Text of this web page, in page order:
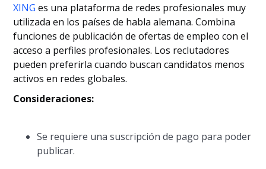
XING es una plataforma de redes profesionales muy
utilizada en los países de habla alemana. Combina
funciones de publicación de ofertas de empleo con el
acceso a perfiles profesionales. Los reclutadores
pueden preferirla cuando buscan candidatos menos
activos en redes globales.
Consideraciones:
Se requiere una suscripción de pago para poder
publicar.